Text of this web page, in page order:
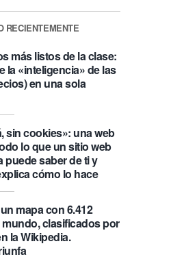
RECIENTEMENTE
más listos de la clase:
la «inteligencia» de las
en una sola
sin cookies»: una web
lo que un sitio web
puede saber de ti y
cómo lo hace
mapa con 6.412
clasificados por
la Wikipedia.